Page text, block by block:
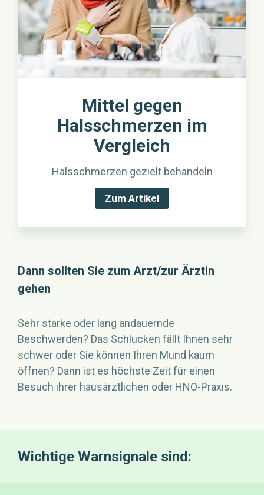
Mittel gegen
Halsschmerzen im
Vergleich
Halsschmerzen gezielt behandeln
Zum Artikel
Dann sollten Sie zum Arzt/zur Ärztin
gehen
Sehr starke oder lang andauernde
Beschwerden? Das Schlucken fällt Ihnen sehr
schwer oder Sie können Ihren Mund kaum
öffnen? Dann ist es höchste Zeit für einen
Besuch ihrer hausärztlichen oder HNO-Praxis.
Wichtige Warnsignale sind: